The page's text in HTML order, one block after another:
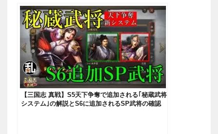
【三国志 真戦】S5天下争奪で追加される｢秘蔵武将
システム｣の解説とS6に追加されるSP武将の確認